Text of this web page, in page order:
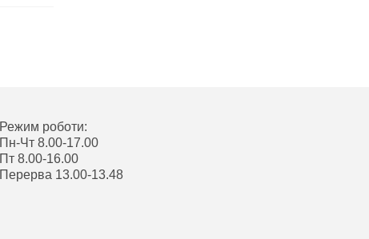
Режим роботи:
Пн-Чт 8.00-17.00
Пт 8.00-16.00
Перерва 13.00-13.48